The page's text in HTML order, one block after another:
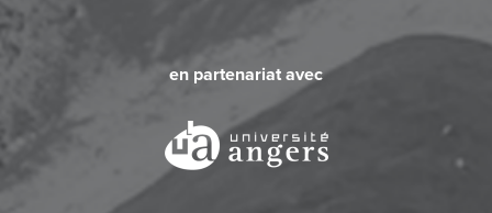
en partenariat avec